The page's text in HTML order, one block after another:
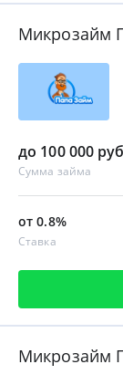
Микрозайм
до 100 000
Сумма займа
от 0.8%
Ставка
Микрозайм